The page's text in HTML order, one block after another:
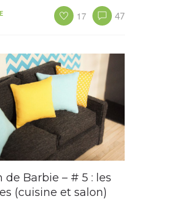
17 47
de Barbie – # 5 : les
(cuisine et salon)